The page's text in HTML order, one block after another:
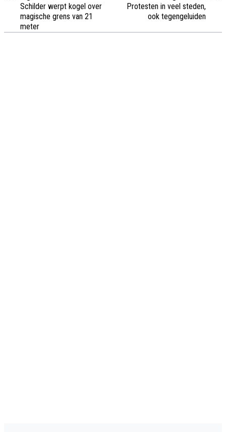
Schilder werpt kogel over
magische grens van 21
meter
Protesten in veel steden,
ook tegengeluiden